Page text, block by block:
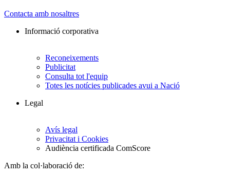
Contacta amb nosaltres
Informació corporativa
Reconeixements
Publicitat
Consulta tot l'equip
Totes les notícies publicades avui a Nació
Legal
Avís legal
Privacitat i Cookies
Audiència certificada ComScore
Amb la col·laboració de: